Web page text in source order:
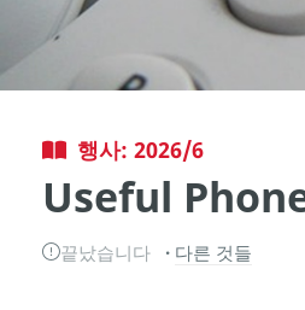
행사: 2026/6
Useful
끝났습니다 다른 것들